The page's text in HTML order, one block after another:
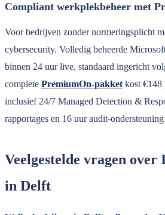
Compliant werkplekbeheer met
Voor bedrijven zonder normeringsplicht
cybersecurity. Volledig beheerde
binnen 24 uur live, standaard ingericht
complete PremiumOn-pakketkost €148
inclusief 24/7 Managed Detection &
rapportages en 16 uur audit-ondersteuning
Veelgestelde vragen over
in Delft